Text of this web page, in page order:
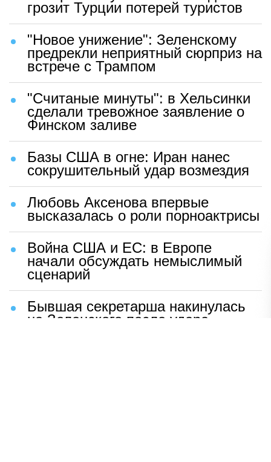
грозит Турции потерей туристов
"Новое унижение": Зеленскому
предрекли неприятный сюрприз на
встрече с Трампом
"Считаные минуты": в Хельсинки
сделали тревожное заявление о
Финском заливе
Базы США в огне: Иран нанес
сокрушительный удар возмездия
Любовь Аксенова впервые
высказалась о роли порноактрисы
Война США и ЕС: в Европе
начали обсуждать немыслимый
сценарий
Бывшая секретарша накинулась
на Зеленского после удара